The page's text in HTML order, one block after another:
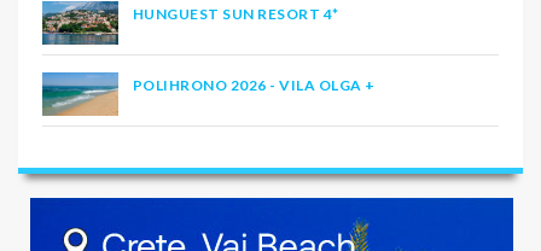
HUNGUEST SUN RESORT 4*
POLIHRONO 2026 - VILA OLGA +